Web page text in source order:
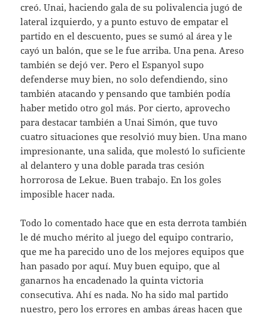
creó. Unai, haciendo gala de su polivalencia jugó de
lateral izquierdo, y a punto estuvo de empatar el
partido en el descuento, pues se sumó al área y le
cayó un balón, que se le fue arriba. Una pena. Areso
también se dejó ver. Pero el Espanyol supo
defenderse muy bien, no solo defendiendo, sino
también atacando y pensando que también podía
haber metido otro gol más. Por cierto, aprovecho
para destacar también a Unai Simón, que tuvo
cuatro situaciones que resolvió muy bien. Una mano
impresionante, una salida, que molestó lo suficiente
al delantero y una doble parada tras cesión
horrorosa de Lekue. Buen trabajo. En los goles
imposible hacer nada.
Todo lo comentado hace que en esta derrota también
le dé mucho mérito al juego del equipo contrario,
que me ha parecido uno de los mejores equipos que
han pasado por aquí. Muy buen equipo, que al
ganarnos ha encadenado la quinta victoria
consecutiva. Ahí es nada. No ha sido mal partido
nuestro, pero los errores en ambas áreas hacen que